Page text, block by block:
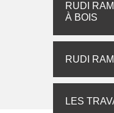
RUDI
À BOIS
RUDI
LES